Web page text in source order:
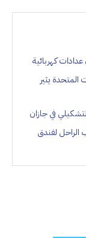
كهربائية
المتحدة يثير
في جازان
الراحل لفندق